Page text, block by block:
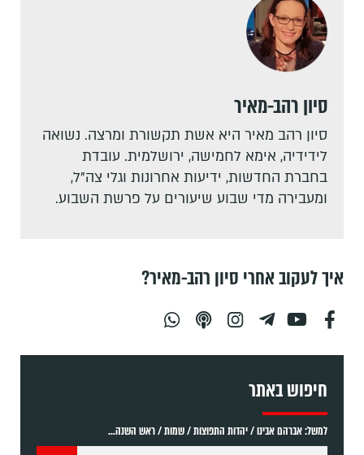
סיון רהב-מאיר
סיון רהב מאיר היא אשת תקשורת ומרצה. נשואה
לידידיה, אימא לחמישה, ירושלמית. עובדת
בחברת החדשות, ידיעות אחרונות וגלי צה"ל,
ומעבירה מדי שבוע שיעורים על פרשת השבוע.
איך לעקוב אחרי סיון רהב-מאיר?
חיפוש באתר
למשל: אברהם אבינו / יהדות התפוצות / שמות / ראש השנה...